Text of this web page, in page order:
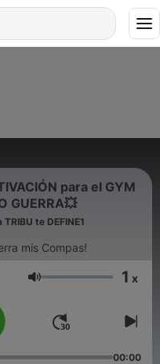
para el GYM
GUERRA💥
te DEFINE1
mis Compas!
Volumen 1 x
00:00